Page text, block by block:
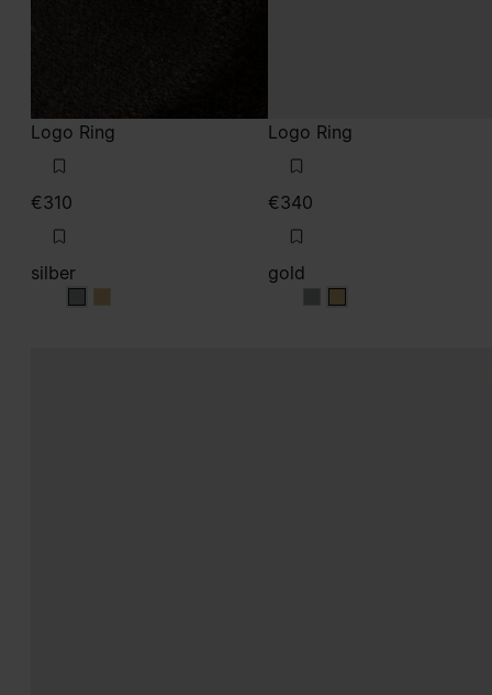
Logo Ring
€310
silber
silbersilber
Logo Ring
€340
gold
goldgold